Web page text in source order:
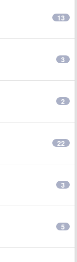
13
3
2
22
3
5